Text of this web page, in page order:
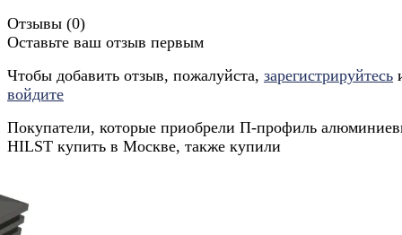
Отзывы (0)
Оставьте ваш отзыв первым
Чтобы добавить отзыв, пожалуйста, зарегистрируйтесь
войдите
Покупатели, которые приобрели П-профиль
HILST купить в Москве, также купили